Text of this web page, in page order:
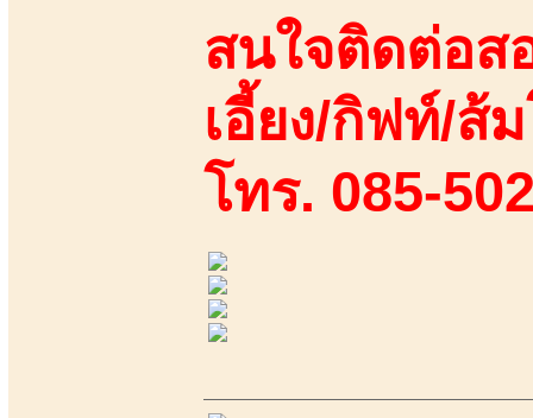
สนใจติดต่อส
เอี้ยง/กิฟท์/ส้
โทร. 085-